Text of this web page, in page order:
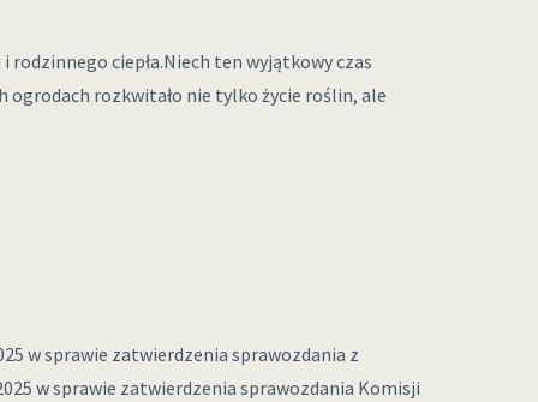
rodzinnego ciepła.Niech ten wyjątkowy czas
ogrodach rozkwitało nie tylko życie roślin, ale
w sprawie zatwierdzenia sprawozdania z
w sprawie zatwierdzenia sprawozdania Komisji